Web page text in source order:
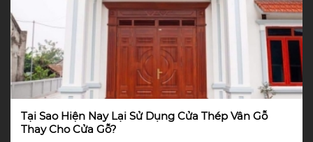
Tại Sao Hiện Nay Lại Sử Dụng Cửa Thép Vân Gỗ
Thay Cho Cửa Gỗ?